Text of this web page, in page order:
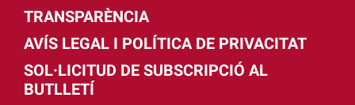
TRANSPARÈNCIA
AVÍS LEGAL I POLÍTICA DE PRIVACITAT
SOL·LICITUD DE SUBSCRIPCIÓ AL
BUTLLETÍ